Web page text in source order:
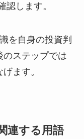
認します。
を自身の投資判
のステップでは
ます。
連する用語